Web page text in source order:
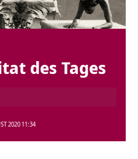
des Tages
2020 11:34